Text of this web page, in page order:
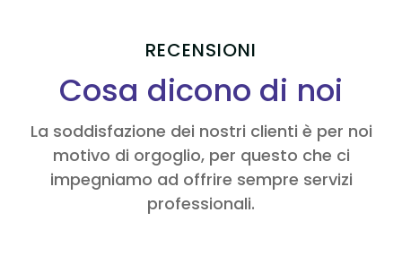
RECENSIONI
Cosa dicono di noi
La soddisfazione dei nostri clienti è per noi
motivo di orgoglio, per questo che ci
impegniamo ad offrire sempre servizi
professionali.